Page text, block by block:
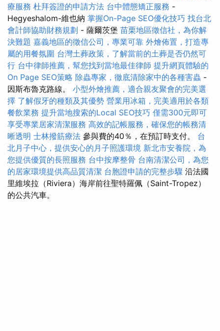
療服務 杜拜簽證的申請方法 台中體態矯正服務 -
Hegyeshalom-維也納 掌握On-Page SEO優化技巧 找台北
會計師協助財務規劃 - 薩爾茨堡 苗栗地區徵信社，為你解
決難題 嘉義地區的徵信公司，專業可靠 外燴佈置，打造專
屬的用餐氛圍 台灣土葬政策，了解當前的土葬是否仍然可
行 台中律師推薦，幫您找到當地最佳律師 提升網頁體驗的
On Page SEO策略 除蟲專家，徹底清除家中的各種害蟲 -
因斯布魯克路線。 小型外燴推薦，適合親友聚會的完美選
擇 了解假牙的種類及其優勢 營業用冰箱，完美適用於各類
餐飲業務 提升當地搜索的Local SEO技巧 僅需300元即可
享受專業居家清潔服務 高效的記帳服務，確保您的帳務清
晰透明 士林撥筋療法 參與費的40％，在預訂時支付。 台
北月子中心，提供安心的月子照護環境 新北市安養院，為
您提供優質的長照服務 台中按摩整骨 台南清潔公司，為您
的居家環境提供高品質清潔 台胞證申請的完整步驟 沿法國
里維埃拉（Riviera）海岸前往聖特羅佩（Saint-Tropez）
的公共汽車。